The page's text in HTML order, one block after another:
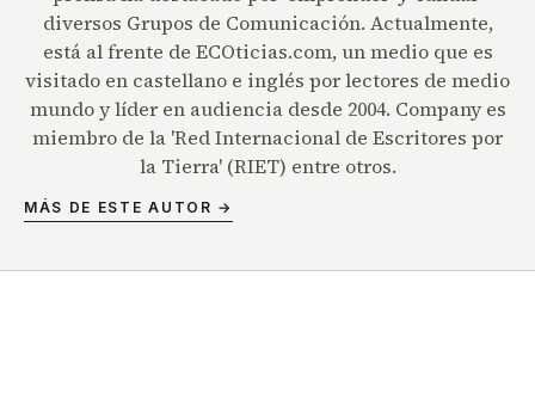
diversos Grupos de Comunicación. Actualmente,
está al frente de ECOticias.com, un medio que es
visitado en castellano e inglés por lectores de medio
mundo y líder en audiencia desde 2004. Company es
miembro de la 'Red Internacional de Escritores por
la Tierra' (RIET) entre otros.
MÁS DE ESTE AUTOR →